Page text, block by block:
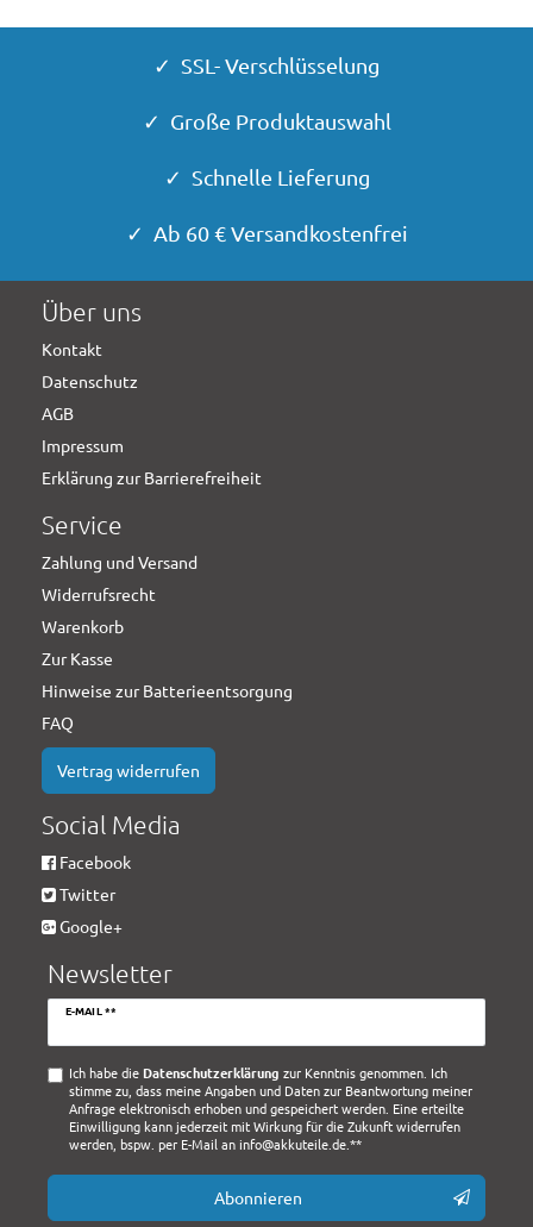
✓ SSL- Verschlüsselung
✓ Große Produktauswahl
✓ Schnelle Lieferung
✓ Ab 60 € Versandkostenfrei
Über uns
Kontakt
Datenschutz
AGB
Impressum
Erklärung zur Barrierefreiheit
Service
Zahlung und Versand
Widerrufsrecht
Warenkorb
Zur Kasse
Hinweise zur Batterieentsorgung
FAQ
Vertrag widerrufen
Social Media
Facebook
Twitter
Google+
Newsletter
E-MAIL **
Newsletter
Ich habe die Daten­schutz­erklärung zur Kenntnis genommen. Ich
stimme zu, dass meine Angaben und Daten zur Beantwortung meiner
Anfrage elektronisch erhoben und gespeichert werden. Eine erteilte
Einwilligung kann jederzeit mit Wirkung für die Zukunft widerrufen
werden, bspw. per E-Mail an info@akkuteile.de.**
Abonnieren